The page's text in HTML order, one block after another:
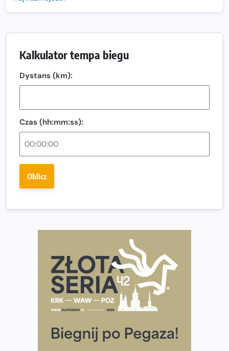
Sprawdzony przebieg i profil stworzony do szybkiego
biegania
Amazfit Balance 3: Kompleksowe narzędzie dla biegacza
i zawodnika Hyrox?
Regeneracja w bieganiu. Co warto o niej wiedzieć?
Ostatnie wolne miejsca na jubileuszowy Bieg
dniu.
wybiera wyzwanie trzech największych maratonów w
Praska 5k Run gospodarzem Mistrzostw Polski
Największy Bieg Powstania Warszawskiego w historii.
Ponad 12 tysięcy uczestników pobiegło dla Bohaterów!
Tętno vs tempo – czym kierować się w bieganiu?
Co ma dużo białka? Produkty, które warto włączyć do
Rozbiegany Olsztyn szykuje się na weekend z
Kalkulator tempa biegu
Dystans (km):
Czas (hh:mm:ss):
Oblicz